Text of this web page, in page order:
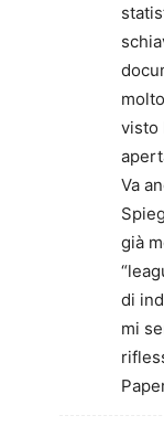
visto
Va
già
di
mi